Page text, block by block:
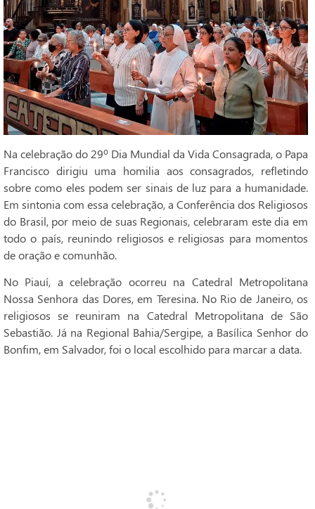
Na celebração do 29º Dia Mundial da Vida Consagrada, o Papa
Francisco dirigiu uma homilia aos consagrados, refletindo
sobre como eles podem ser sinais de luz para a humanidade.
Em sintonia com essa celebração, a Conferência dos Religiosos
do Brasil, por meio de suas Regionais, celebraram este dia em
todo o país, reunindo religiosos e religiosas para momentos
de oração e comunhão.
No Piauí, a celebração ocorreu na Catedral Metropolitana
Nossa Senhora das Dores, em Teresina. No Rio de Janeiro, os
religiosos se reuniram na Catedral Metropolitana de São
Sebastião. Já na Regional Bahia/Sergipe, a Basílica Senhor do
Bonfim, em Salvador, foi o local escolhido para marcar a data.